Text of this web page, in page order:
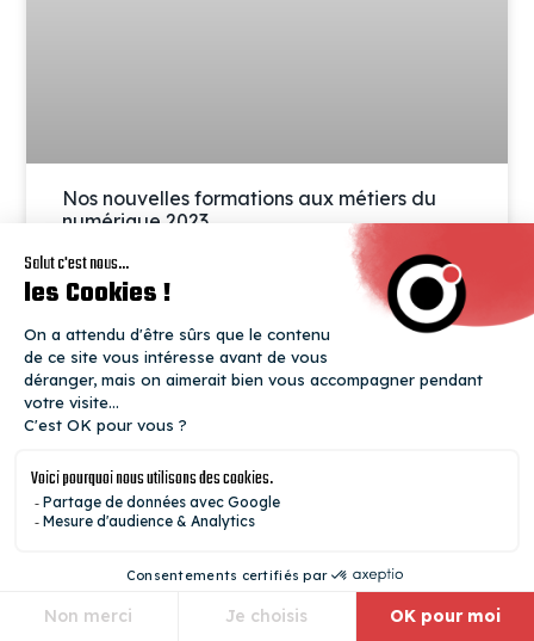
Nos nouvelles formations aux métiers du
numérique 2023
CYBERSÉCURITÉ